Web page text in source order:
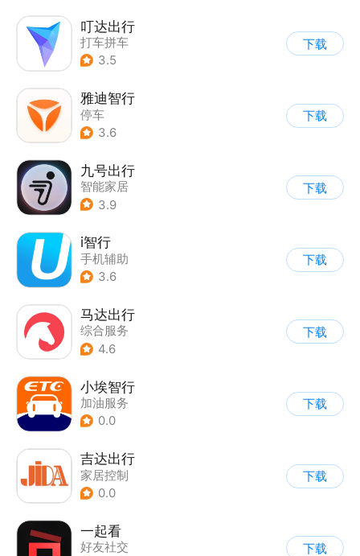
叮达出行
打车拼车
3.5
下载
雅迪智行
停车
3.6
下载
九号出行
智能家居
3.9
下载
i智行
手机辅助
3.6
下载
马达出行
综合服务
4.6
下载
小埃智行
加油服务
0.0
下载
吉达出行
家居控制
0.0
下载
一起看
好友社交
下载